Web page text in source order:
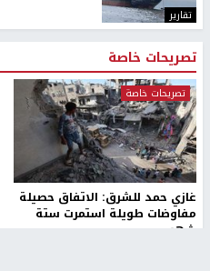
تقارير
تصريحات خاصة
تصريحات خاصة
غازي حمد للشرق: الاتفاق حصيلة
مفاوضات طويلة استمرت ستة
شهور